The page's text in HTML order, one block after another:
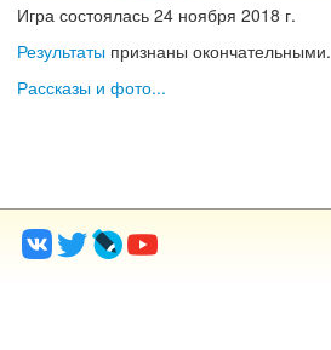
Игра состоялась 24 ноября 2018 г.
Результаты признаны окончательными.
Рассказы и фото...